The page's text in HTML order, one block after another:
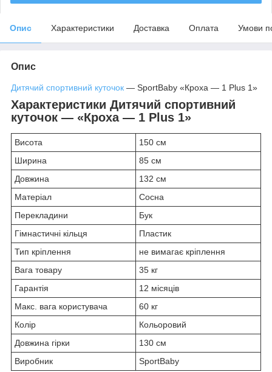
Опис Характеристики Доставка Оплата Умови
Опис
Дитячий спортивний куточок — SportBaby «Кроха — 1 Plus 1»
Характеристики Дитячий спортивний
куточок — «Кроха — 1 Plus 1»
Висота
150 см
Ширина
85 см
Довжина
132 см
Матеріал
Сосна
Перекладини
Бук
Гімнастичні кільця
Пластик
Тип кріплення
не вимагає кріплення
Вага товару
35 кг
Гарантія
12 місяців
Макс. вага користувача
60 кг
Колір
Кольоровий
Довжина гірки
130 см
Виробник
SportBaby